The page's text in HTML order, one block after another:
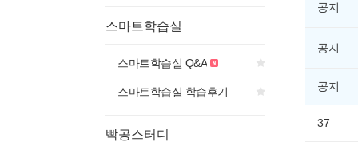
스마트학습실
스마트학습실 Q&A
스마트학습실 학습후기
빡공스터디
공지
공지
공지
37